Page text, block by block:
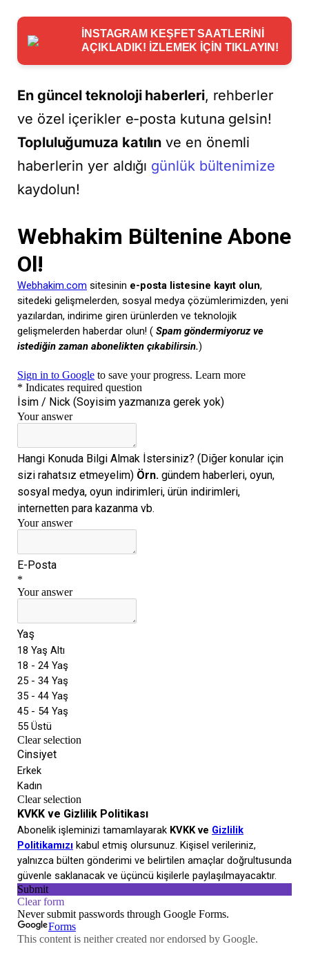
İNSTAGRAM KEŞFET SAATLERİNİ
AÇIKLADIK! İZLEMEK İÇİN TIKLAYIN!
En güncel teknoloji haberleri, rehberler
ve özel içerikler e-posta kutuna gelsin!
Topluluğumuza katılın ve en önemli
haberlerin yer aldığı günlük bültenimize
kaydolun!